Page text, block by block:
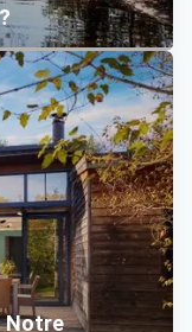
Notre